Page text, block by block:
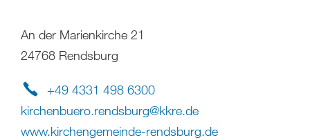
An der Marienkirche 21
24768 Rendsburg
+49 4331 498 6300
kirchenbuero.rendsburg@kkre.de
www.kirchengemeinde-rendsburg.de